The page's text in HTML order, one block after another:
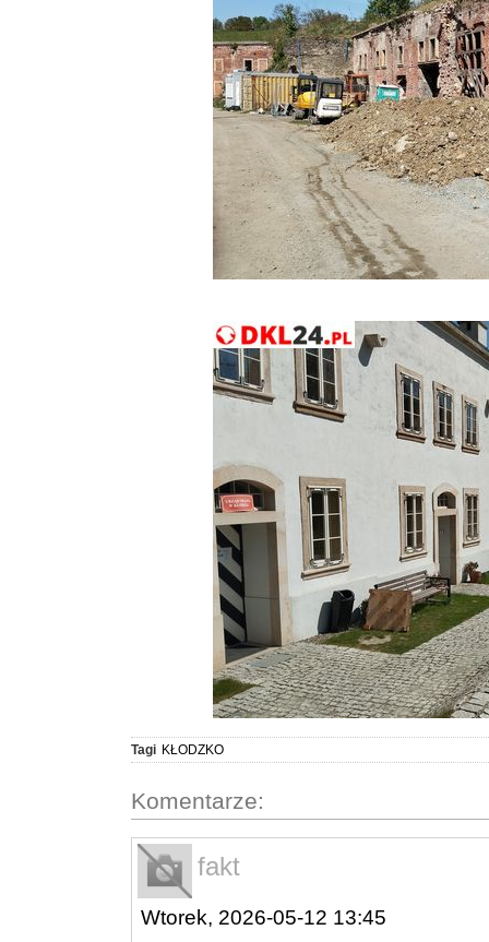
Tagi KŁODZKO
Komentarze:
fakt
Wtorek, 2026-05-12 13:45